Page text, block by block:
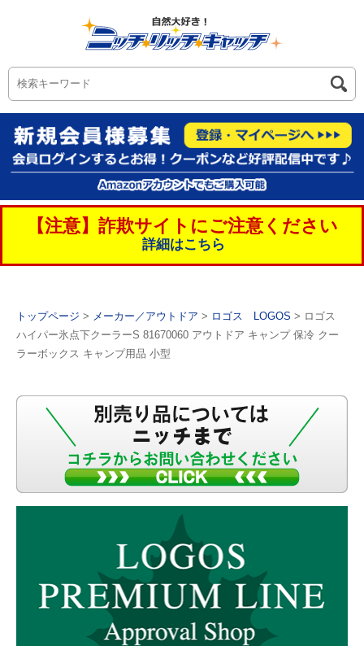
【注意】詐欺サイトにご注意ください
詳細はこちら
トップページ > メーカー／アウトドア > ロゴス LOGOS > ロゴス
ハイパー氷点下クーラーS 81670060 アウトドア キャンプ 保冷 クー
ラーボックス キャンプ用品 小型